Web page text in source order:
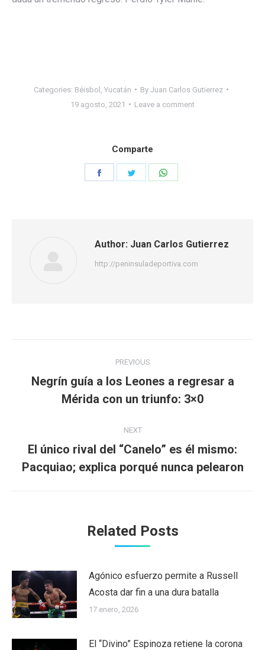
Categories: Béisbol Yucatán By Juan Carlos Gutierrez
19 agosto, 2021
Leave a comment
Comparte
Share
Author: Juan Carlos Gutierrez
http://peninsuladeportiva.com
navigation
PREVIOUS
Previous
post:
Negrín guía a los Leones a regresar a
Mérida con un triunfo: 3×0
NEXT
Next
post:
El único rival del “Canelo” es él mismo:
Pacquiao; explica porqué nunca pelearon
Related Posts
Agónico esfuerzo permite a Russell
Acosta dar fin a una dura batalla
17 enero, 2026
El “Divino” Espinoza retiene la corona